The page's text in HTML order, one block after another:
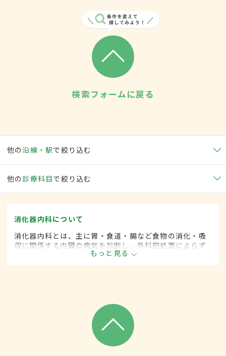
検索フォームに戻る
他の沿線・駅で絞り込む
他の 診療科目で絞り込む
消化器内科について
消化器内科とは、主に胃・食道・腸など食物の消化・吸
収に関係する内臓の病気を診断し、外科的処置によらず
に治療する内科の一領域です。平成20年4月の制度改正
前は、消化器科と呼ばれていました。
もっと見る